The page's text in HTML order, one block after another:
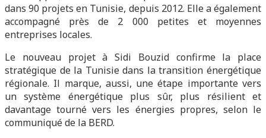
dans 90 projets en Tunisie, depuis 2012. Elle a également
accompagné près de 2 000 petites et moyennes
entreprises locales.
Le nouveau projet à Sidi Bouzid confirme la place
stratégique de la Tunisie dans la transition énergétique
régionale. Il marque, aussi, une étape importante vers
un système énergétique plus sûr, plus résilient et
davantage tourné vers les énergies propres, selon le
communiqué de la BERD.